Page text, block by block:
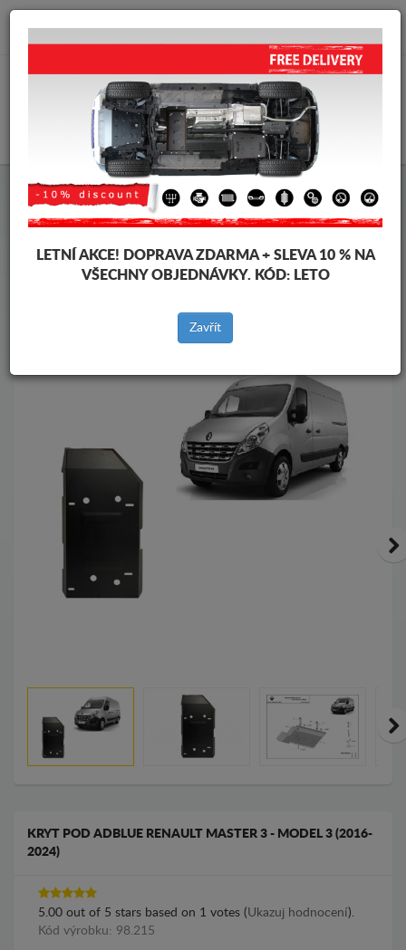
info@krytpodmotor.com
Kryt pod motor Renault Kryt pod motor Renault Master
vozidel
Značky vozidel
Zpět na produkty
KRYT POD ADBLUE RENAULT MASTER 3 - MODEL 3 (2016-
2024)
5.00 out of 5 stars based on 1 votes (Ukazuj hodnocení).
Kód výrobku: 98.215
LETNÍ AKCE! DOPRAVA ZDARMA + SLEVA 10 % NA
VŠECHNY OBJEDNÁVKY. KÓD: LETO
Zavřít